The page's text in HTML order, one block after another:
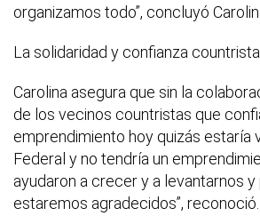
organizamos todo”, concluyó
La solidaridad y confianza countrista
Carolina asegura que sin la
de los vecinos countristas que
emprendimiento hoy quizás estaría
Federal y no tendría un
ayudaron a crecer y a levantarnos
estaremos agradecidos”, reconoció.